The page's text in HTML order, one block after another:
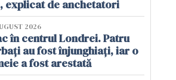
explicat de anchetatori
2026
în centrul Londrei. Patru
au fost înjunghiați, iar o
a fost arestată